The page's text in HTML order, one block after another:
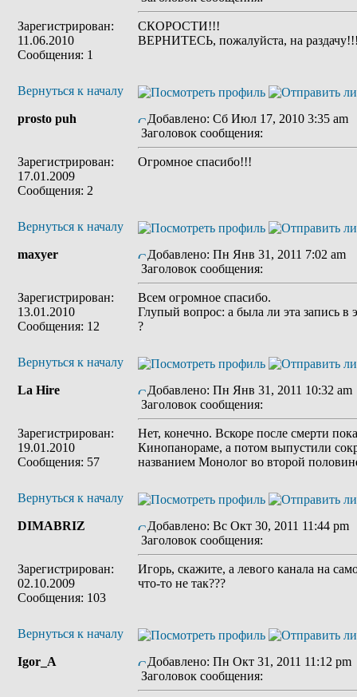
Зарегистрирован:
11.06.2010
Сообщения: 1
СКОРОСТИ!!!
ВЕРНИТЕСЬ, пожалуйста, на
Вернуться к началу
prosto puh
Зарегистрирован:
17.01.2009
Сообщения: 2
Добавлено: Сб Июл 17, 2010 3:35 am
Заголовок сообщения:
Огромное спасибо!!!
Вернуться к началу
maxyer
Зарегистрирован:
13.01.2010
Сообщения: 12
Добавлено: Пн Янв 31, 2011 7:02 am
Заголовок сообщения:
Всем огромное спасибо.
Глупый вопрос: а была ли эта запись
?
Вернуться к началу
La Hire
Зарегистрирован:
19.01.2010
Сообщения: 57
Добавлено: Пн Янв 31, 2011 10:32 am
Заголовок сообщения:
Нет, конечно. Вскоре после смерти
Кинопанораме, а потом выпустили
названием Монолог во второй
Вернуться к началу
DIMABRIZ
Зарегистрирован:
02.10.2009
Сообщения: 103
Добавлено: Вс Окт 30, 2011 11:44 pm
Заголовок сообщения:
Игорь, скажите, а левого канала на
что-то не так???
Вернуться к началу
Igor_A
Добавлено: Пн Окт 31, 2011 11:12 pm
Заголовок сообщения: